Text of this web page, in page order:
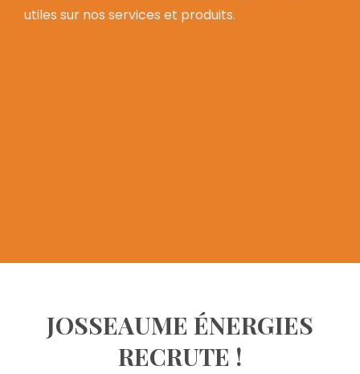
utiles sur nos services et produits.
JOSSEAUME ÉNERGIES
RECRUTE !